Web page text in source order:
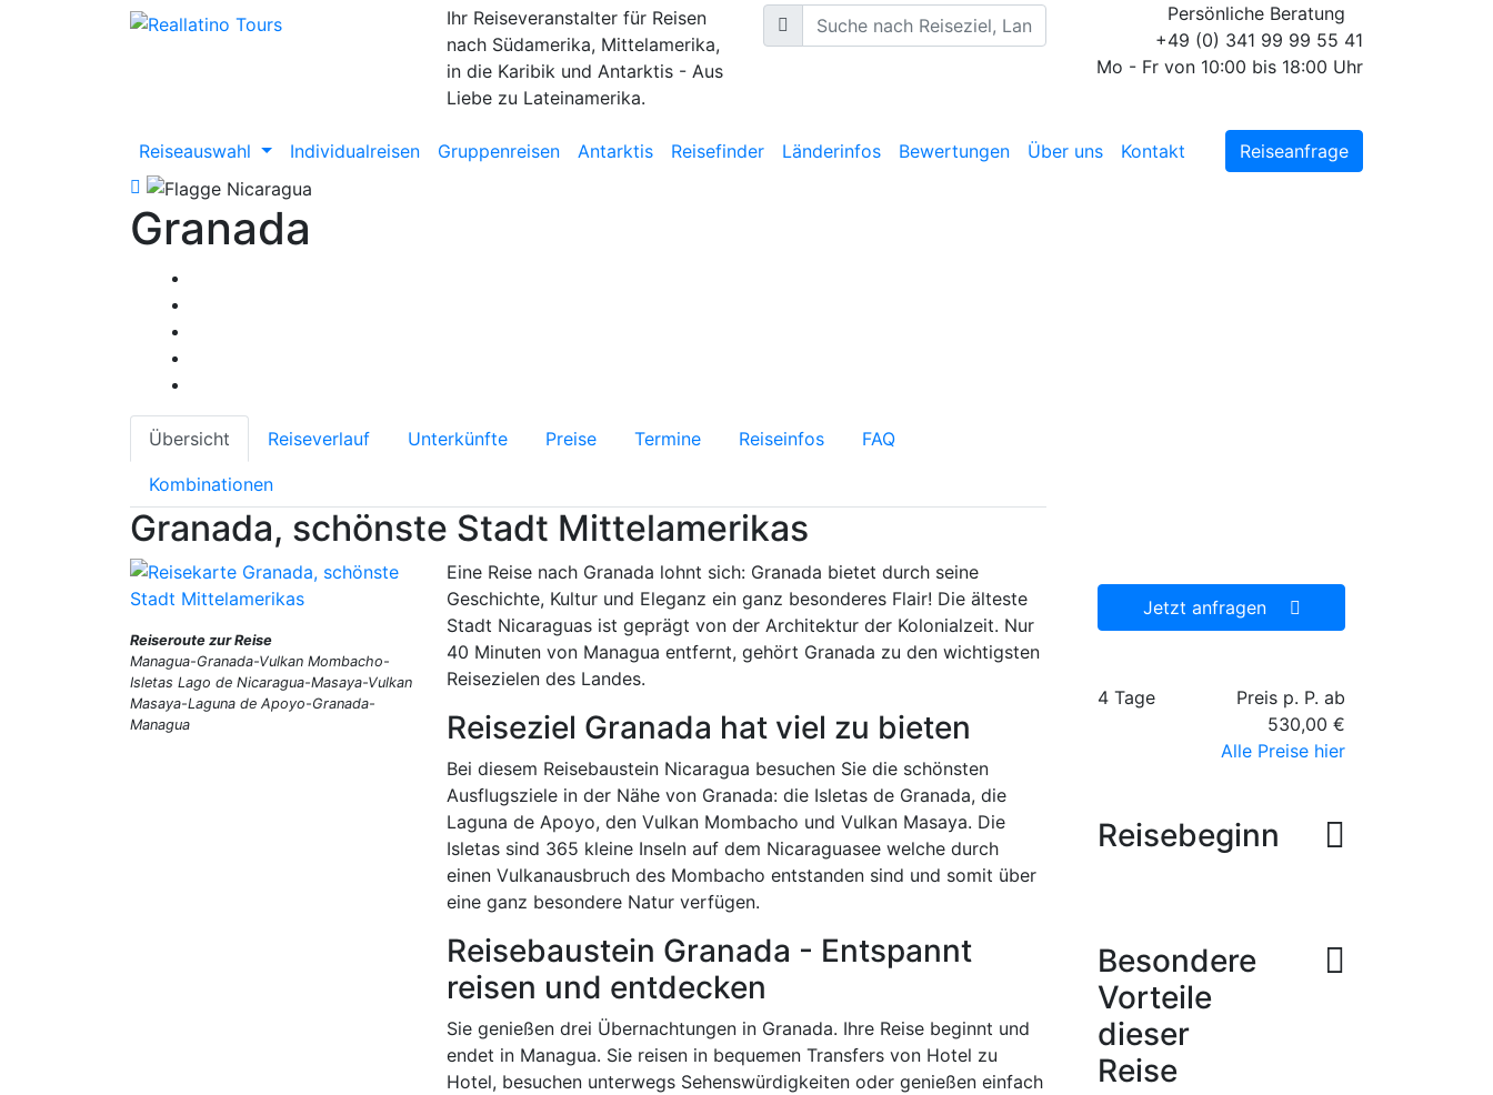
Ihr Reiseveranstalter für Reisen
nach Südamerika, Mittelamerika,
in die Karibik und Antarktis - Aus
Liebe zu Lateinamerika.
Persönliche Beratung
+49 (0) 341 99 99 55 41
Mo - Fr von 10:00 bis 18:00 Uhr
Reiseauswahl Individualreisen Gruppenreisen Antarktis Reisefinder Länderinfos Bewertungen Über uns Kontakt Reiseanfrage
Granada
Übersicht Reiseverlauf Unterkünfte Preise Termine Reiseinfos FAQ
Kombinationen
Granada, schönste Stadt Mittelamerikas
Reiseroute zur Reise
Managua-Granada-Vulkan Mombacho-
Isletas Lago de Nicaragua-Masaya-Vulkan
Masaya-Laguna de Apoyo-Granada-
Managua
Eine Reise nach Granada lohnt sich: Granada bietet durch seine
Geschichte, Kultur und Eleganz ein ganz besonderes Flair! Die älteste
Stadt Nicaraguas ist geprägt von der Architektur der Kolonialzeit. Nur
40 Minuten von Managua entfernt, gehört Granada zu den wichtigsten
Reisezielen des Landes.
Reiseziel Granada hat viel zu bieten
Bei diesem Reisebaustein Nicaragua besuchen Sie die schönsten
Ausflugsziele in der Nähe von Granada: die Isletas de Granada, die
Laguna de Apoyo, den Vulkan Mombacho und Vulkan Masaya. Die
Isletas sind 365 kleine Inseln auf dem Nicaraguasee welche durch
einen Vulkanausbruch des Mombacho entstanden sind und somit über
eine ganz besondere Natur verfügen.
Reisebaustein Granada - Entspannt
reisen und entdecken
Sie genießen drei Übernachtungen in Granada. Ihre Reise beginnt und
endet in Managua. Sie reisen in bequemen Transfers von Hotel zu
Hotel, besuchen unterwegs Sehenswürdigkeiten oder genießen einfach
Jetzt anfragen
4 Tage
Preis p. P. ab
530,00 €
Alle Preise hier
Reisebeginn
Besondere
Vorteile
dieser
Reise